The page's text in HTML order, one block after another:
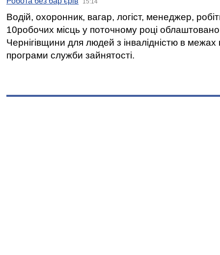
Водій, охоронник, вагар, логіст, менеджер,
10робочих місць у поточному році
Чернігівщини для людей з інвалідністю в межах
програми служби зайнятості.